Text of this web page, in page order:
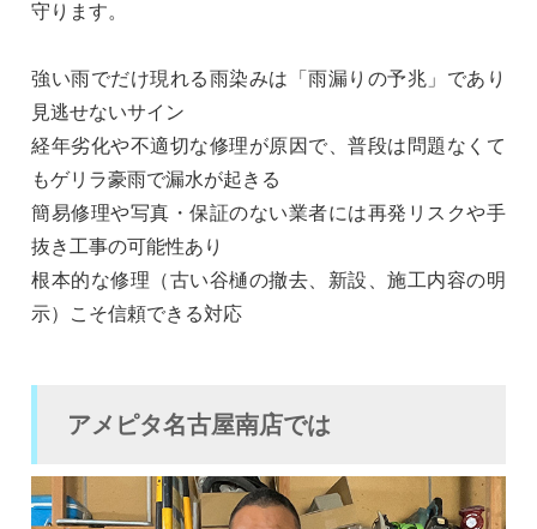
守ります。
強い雨でだけ現れる雨染みは「雨漏りの予兆」であり
見逃せないサイン
経年劣化や不適切な修理が原因で、普段は問題なくて
もゲリラ豪雨で漏水が起きる
簡易修理や写真・保証のない業者には再発リスクや手
抜き工事の可能性あり
根本的な修理（古い谷樋の撤去、新設、施工内容の明
示）こそ信頼できる対応
アメピタ名古屋南店では